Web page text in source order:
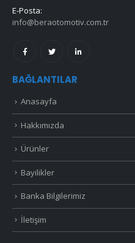
E-Posta:
info@beraotomotiv.com.tr
BAĞLANTILAR
Anasayfa
Hakkımızda
Ürünler
Bayilikler
Banka Bilgilerimiz
İletişim